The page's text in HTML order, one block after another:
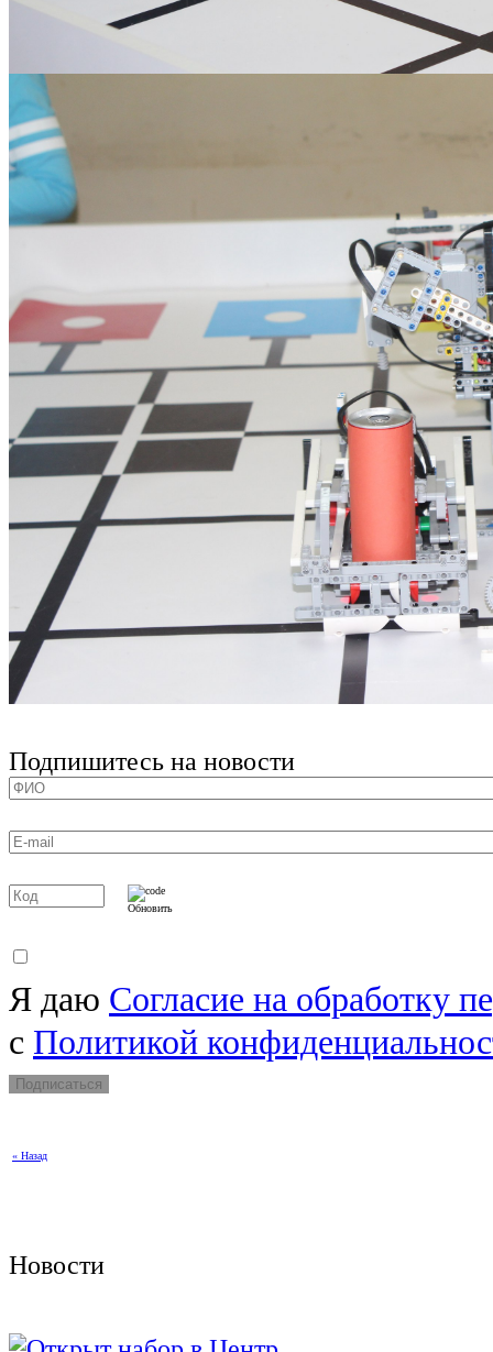
Подпишитесь на новости
Обновить
Я даю Согласие на обработку
c Политикой
« Назад
Новости